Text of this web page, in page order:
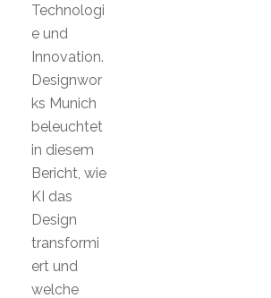
Technologi
e und
Innovation.
Designwor
ks Munich
beleuchtet
in diesem
Bericht, wie
KI das
Design
transformi
ert und
welche